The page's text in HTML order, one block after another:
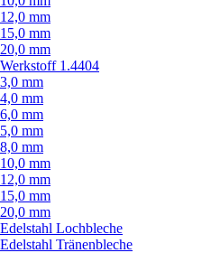
12,0 mm
15,0 mm
20,0 mm
Werkstoff 1.4404
3,0 mm
4,0 mm
6,0 mm
5,0 mm
8,0 mm
10,0 mm
12,0 mm
15,0 mm
20,0 mm
Edelstahl Lochbleche
Edelstahl Tränenbleche